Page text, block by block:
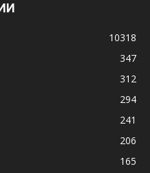
10318
347
312
294
241
206
165